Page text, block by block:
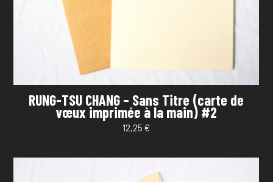
RUNG-TSU CHANG – Sans Titre (carte de
vœux imprimée à la main) #2
12,25 €